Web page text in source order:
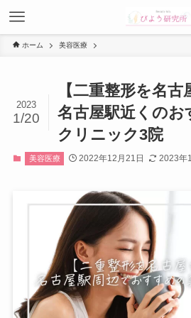
ホーム 美容医療
【二重整形を名古
名古屋駅近くのお
クリニック3院
2023
1/20
美容医療 2022年12月21日 2023年